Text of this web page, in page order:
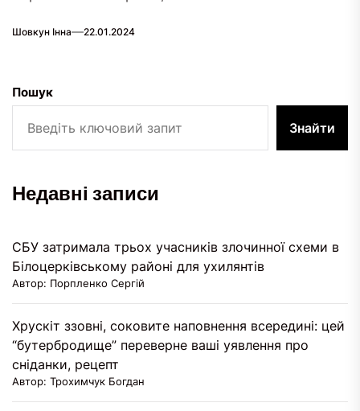
Шовкун Інна 22.01.2024
Пошук
Знайти
Недавні записи
СБУ затримала трьох учасників злочинної схеми в
Білоцерківському районі для ухилянтів
Автор: Порпленко Сергій
Хрускіт ззовні, соковите наповнення всередині: цей
“бутербродище” переверне ваші уявлення про
сніданки, рецепт
Автор: Трохимчук Богдан